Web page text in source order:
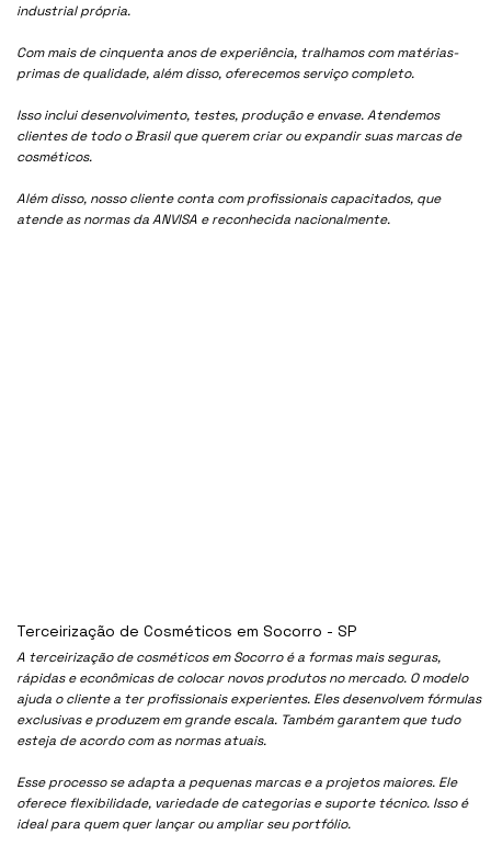
industrial própria.
Com mais de cinquenta anos de experiência, tralhamos com matérias-
primas de qualidade, além disso, oferecemos serviço completo.
Isso inclui desenvolvimento, testes, produção e envase. Atendemos
clientes de todo o Brasil que querem criar ou expandir suas marcas de
cosméticos.
Além disso, nosso cliente conta com profissionais capacitados, que
atende as normas da ANVISA e reconhecida nacionalmente.
A terceirização de cosméticos em Socorro é a formas mais seguras,
rápidas e econômicas de colocar novos produtos no mercado. O modelo
ajuda o cliente a ter profissionais experientes. Eles desenvolvem fórmulas
exclusivas e produzem em grande escala. Também garantem que tudo
esteja de acordo com as normas atuais.
Esse processo se adapta a pequenas marcas e a projetos maiores. Ele
oferece flexibilidade, variedade de categorias e suporte técnico. Isso é
ideal para quem quer lançar ou ampliar seu portfólio.
Terceirização de Cosméticos em Socorro - SP